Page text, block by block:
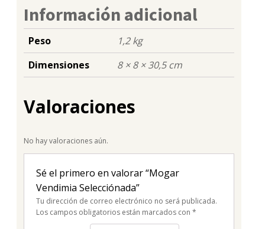
Información adicional
Peso
1,2 kg
Dimensiones
8 × 8 × 30,5 cm
Valoraciones
No hay valoraciones aún.
Sé el primero en valorar “Mogar
Vendimia Selecciónada”
Tu dirección de correo electrónico no será publicada.
Los campos obligatorios están marcados con *